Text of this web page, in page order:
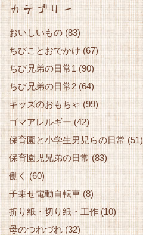
カテゴリー
おいしいもの (83)
ちびことおでかけ (67)
ちび兄弟の日常1(90)
ちび兄弟の日常2 (64)
キッズのおもちゃ (99)
ゴマアレルギー (42)
保育園と小学生男児らの日常 (51)
保育園児兄弟の日常(83)
働く(60)
子乗せ電動自転車 (8)
折り紙・切り紙・工作 (10)
母のつれづれ(32)